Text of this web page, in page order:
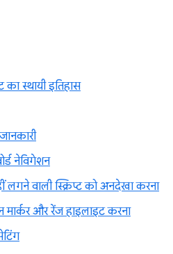
स्थायी इतिहास
नेविगेशन
लगने वाली स्क्रिप्ट को अनदेखा करना
मार्कर और रेंज हाइलाइट करना